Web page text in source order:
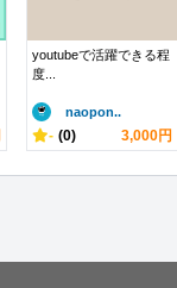
youtubeで活躍できる程
度...
naopon..
- (0) 3,000円